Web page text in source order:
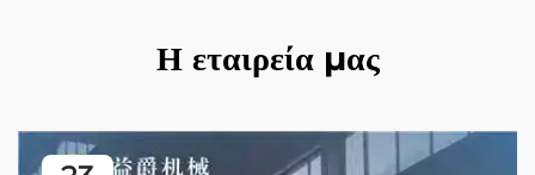
Η εταιρεία μας